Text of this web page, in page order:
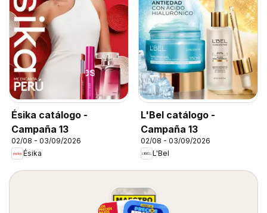
Ésika catálogo -
Campaña 13
02/08 - 03/09/2026
Ésika
L'Bel catálogo -
Campaña 13
02/08 - 03/09/2026
L'Bel